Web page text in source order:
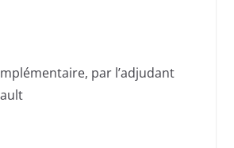
par l’adjudant